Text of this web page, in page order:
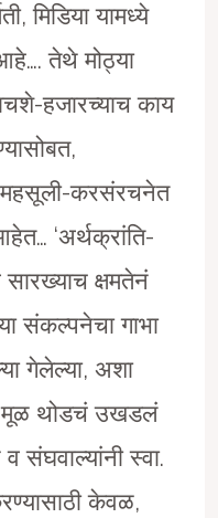
मिडिया यामध्ये
तेथे मोठ्या
हजारच्याच काय
महसूली-करसंरचनेत
‘अर्थक्रांति-
क्षमतेनं
संकल्पनेचा गाभा
गेलेल्या, अशा
मूळ थोडचं उखडलं
संघवाल्यांनी स्वा.
केवळ,